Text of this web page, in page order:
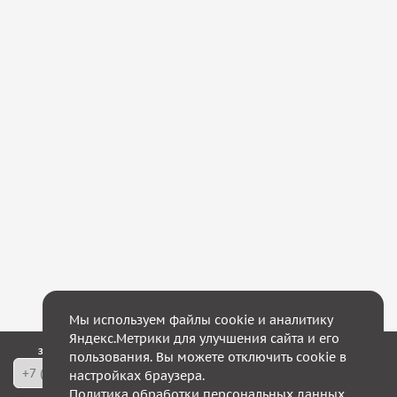
Закажите обратный звонок — в течение 10 минут мы с Вами свяжемся!
Мы используем файлы cookie и аналитику
Яндекс.Метрики для улучшения сайта и его
пользования. Вы можете отключить cookie в
настройках браузера.